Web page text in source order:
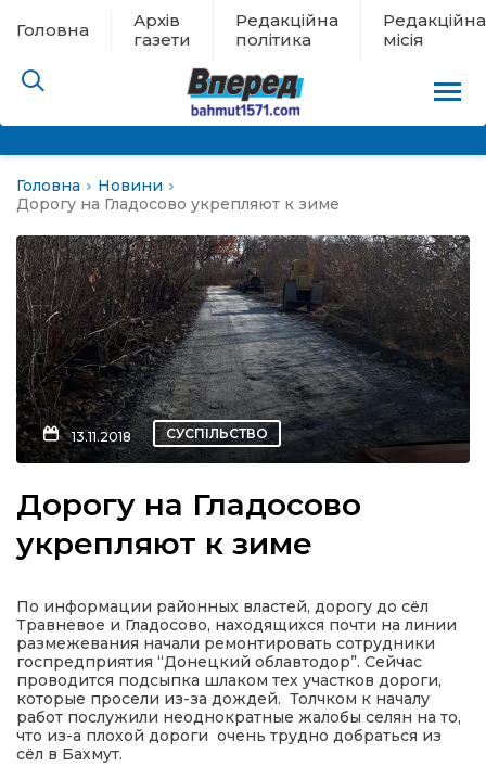
Головна
Архів
газети
Редакційна
політика
Редакційна
місія
евакуації
новини
політика
Головна
Новини
Дорогу на Гладосово укрепляют к зиме
13.11.2018 СУСПІЛЬСТВО
Дорогу на Гладосово
укрепляют к зиме
По информации районных властей, дорогу до сёл
Травневое и Гладосово, находящихся почти на линии
размежевания начали ремонтировать сотрудники
госпредприятия “Донецкий облавтодор”. Сейчас
проводится подсыпка шлаком тех участков дороги,
которые просели из-за дождей. Толчком к началу
работ послужили неоднократные жалобы селян на то,
что из-а плохой дороги очень трудно добраться из
сёл в Бахмут.